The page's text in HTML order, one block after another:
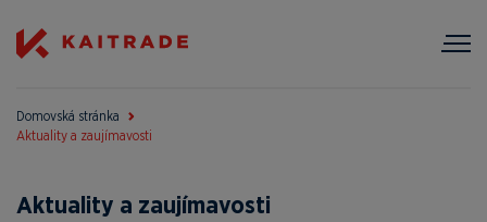
Domovská stránka
Aktuality a zaujímavosti
Aktuality a zaujímavosti